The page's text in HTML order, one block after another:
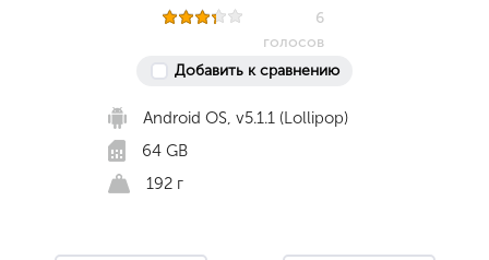
6
голосов
Добавить к сравнению
Android OS, v5.1.1 (Lollipop)
64 GB
192 г